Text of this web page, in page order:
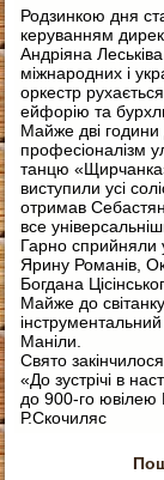
Родзинкою дня
керуванням
Андріяна
міжнародних і
оркестр
ейфорію та
Майже дві години
професіоналізм
танцю
виступили усі
отримав
все
Гарно сприйняли
Ярину Романів,
Богдана
Майже до
Маніли.
Свято
«До зустрічі в
до 900-го ювілею
Р.Скочиляс